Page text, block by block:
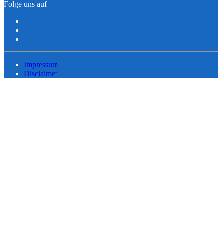
Folge uns auf
Impressum
Disclaimer